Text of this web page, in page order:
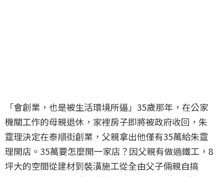
「會創業，也是被生活環境所逼」35歲那年，在公家
機關工作的母親退休，家裡房子即將被政府收回，朱
𩃀理決定在泰順街創業，父親拿出他僅有35萬給朱𩃀
理開店。35萬要怎麼開一家店？因父親有做過鐵工，8
坪大的空間從建材到裝潢施工從全由父子倆親自搞